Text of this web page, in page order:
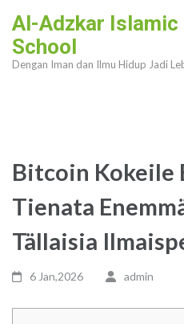
ke
konten
(Tekan
Al-Adzkar Islamic
School
Dengan Iman dan Ilmu Hidup Jadi
Bitcoin Kokeile
Tienata
Tällaisia
6 Jan,2026 admin